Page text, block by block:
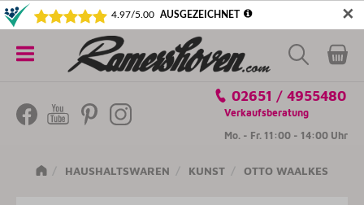
✕
5€ SICHERN! NEWSLETTER ABONNIEREN
Kategorien
02651 / 4955480
Verkaufsberatung
Mo. - Fr. 11:00 - 14:00 Uhr
HAUSHALTSWAREN KUNST OTTO WAALKES